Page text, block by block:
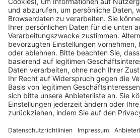
Pässe und Vereinswechsel
Trainerausbildung
Schulungsangebot Vereinsmitarbeiter
BFV-Geschäftsstellen
Trainerbörse
Login SpielPlus
FOLGE DEM BFV